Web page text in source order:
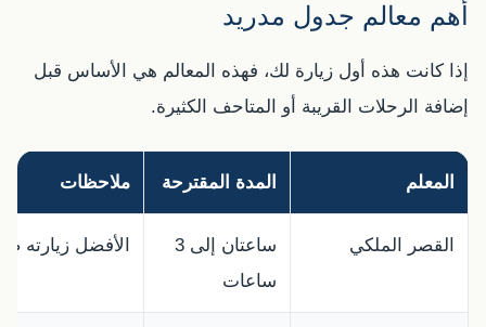
أهم معالم جدول مدريد
إذا كانت هذه أول زيارة لك، فهذه المعالم هي الأساس قبل
إضافة الرحلات القريبة أو المتاحف الكثيرة.
المعلم المدة المقترحة ملاحظات
القصر الملكي
ساعتان إلى 3
ساعات
الأفضل